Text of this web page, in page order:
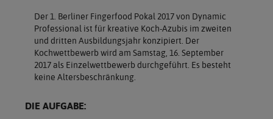
Der 1. Berliner Fingerfood Pokal 2017 von Dynamic
Professional ist für kreative Koch-Azubis im zweiten
und dritten Ausbildungsjahr konzipiert. Der
Kochwettbewerb wird am Samstag, 16. September
2017 als Einzelwettbewerb durchgeführt. Es besteht
keine Altersbeschränkung.
DIE AUFGABE: